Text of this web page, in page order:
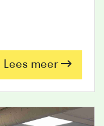
Lees meer